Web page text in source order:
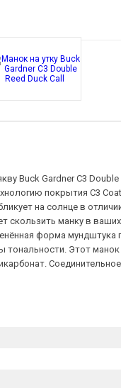
Buck Gardner C3
покрытия C3
на солнце в
скользить манку в
форма мундштука
тональности. Этот